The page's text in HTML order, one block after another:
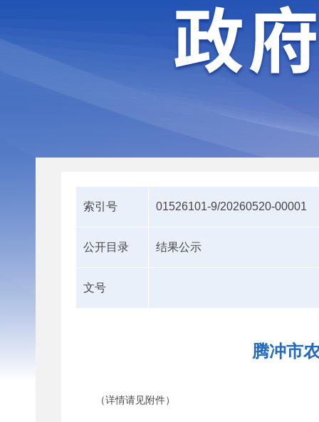
索引号 01526101-9/20260520-00001
公开目录 结果公示
文号
腾冲市
（详情请见附件）